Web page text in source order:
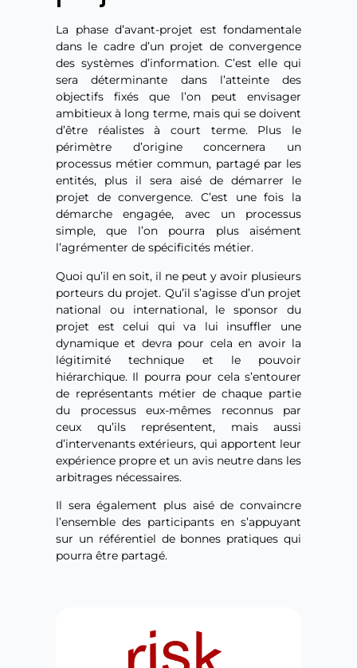
La phase d’avant-projet est fondamentale
dans le cadre d’un projet de convergence
des systèmes d’information. C’est elle qui
sera déterminante dans l’atteinte des
objectifs fixés que l’on peut envisager
ambitieux à long terme, mais qui se doivent
d’être réalistes à court terme. Plus le
périmètre d’origine concernera un
processus métier commun, partagé par les
entités, plus il sera aisé de démarrer le
projet de convergence. C’est une fois la
démarche engagée, avec un processus
simple, que l’on pourra plus aisément
l’agrémenter de spécificités métier.
Quoi qu’il en soit, il ne peut y avoir plusieurs
porteurs du projet. Qu’il s’agisse d’un projet
national ou international, le sponsor du
projet est celui qui va lui insuffler une
dynamique et devra pour cela en avoir la
légitimité technique et le pouvoir
hiérarchique. Il pourra pour cela s’entourer
de représentants métier de chaque partie
du processus eux-mêmes reconnus par
ceux qu’ils représentent, mais aussi
d’intervenants extérieurs, qui apportent leur
expérience propre et un avis neutre dans les
arbitrages nécessaires.
Il sera également plus aisé de convaincre
l’ensemble des participants en s’appuyant
sur un référentiel de bonnes pratiques qui
pourra être partagé.